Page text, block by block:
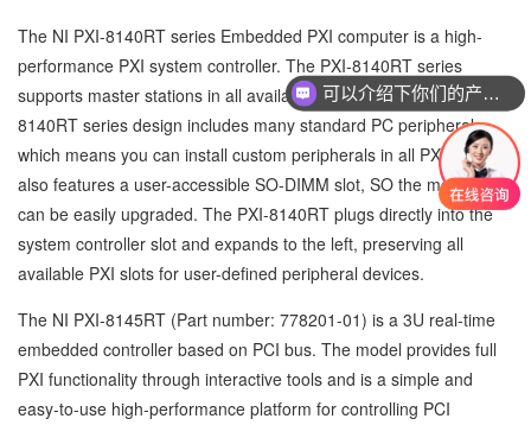
The NI PXI-8140RT series Embedded PXI computer is a high-
performance PXI system controller. The PXI-8140RT series
supports master stations in all available PXI slots. The PXI-
8140RT series design includes many standard PC peripherals,
which means you can install custom peripherals in all PXI slots. It
also features a user-accessible SO-DIMM slot, SO the memory
can be easily upgraded. The PXI-8140RT plugs directly into the
system controller slot and expands to the left, preserving all
available PXI slots for user-defined peripheral devices.
The NI PXI-8145RT (Part number: 778201-01) is a 3U real-time
embedded controller based on PCI bus. The model provides full
PXI functionality through interactive tools and is a simple and
easy-to-use high-performance platform for controlling PCI
你们是怎么收费的呢